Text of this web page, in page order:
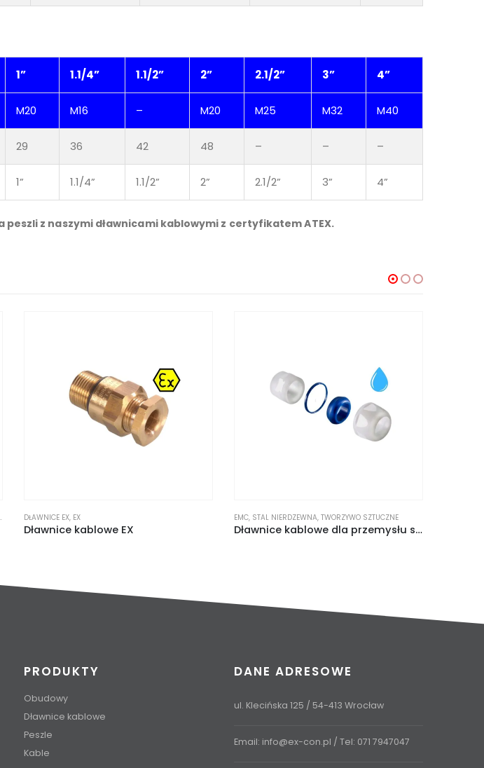
1” 1.1/4” 1.1/2” 2” 2.1/2” 3” 4”
M20 M16 – M20 M25 M32 M40
29 36 42 48 – – –
1” 1.1/4” 1.1/2” 2” 2.1/2” 3” 4”
z naszymi dławnicami kablowymi z certyfikatem ATEX.
DŁAWNICE EX, EX
Dławnice kablowe EX
EMC, STAL NIERDZEWNA, TWORZYWO SZTUCZNE
Dławnice kablowe dla przemysłu spożywczego
PRODUKTY
Obudowy
Dławnice kablowe
Peszle
Kable
DANE ADRESOWE
ul. Klecińska 125 / 54-413 Wrocław
Email: info@ex-con.pl / Tel: 071 7947047